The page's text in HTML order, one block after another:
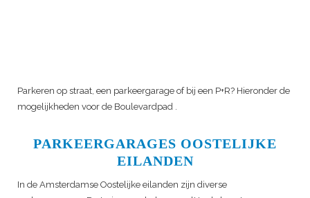
Parkeren op straat, een parkeergarage of bij een P+R? Hieronder de
mogelijkheden voor de Boulevardpad .
PARKEERGARAGES OOSTELIJKE
EILANDEN
In de Amsterdamse Oostelijke eilanden zijn diverse